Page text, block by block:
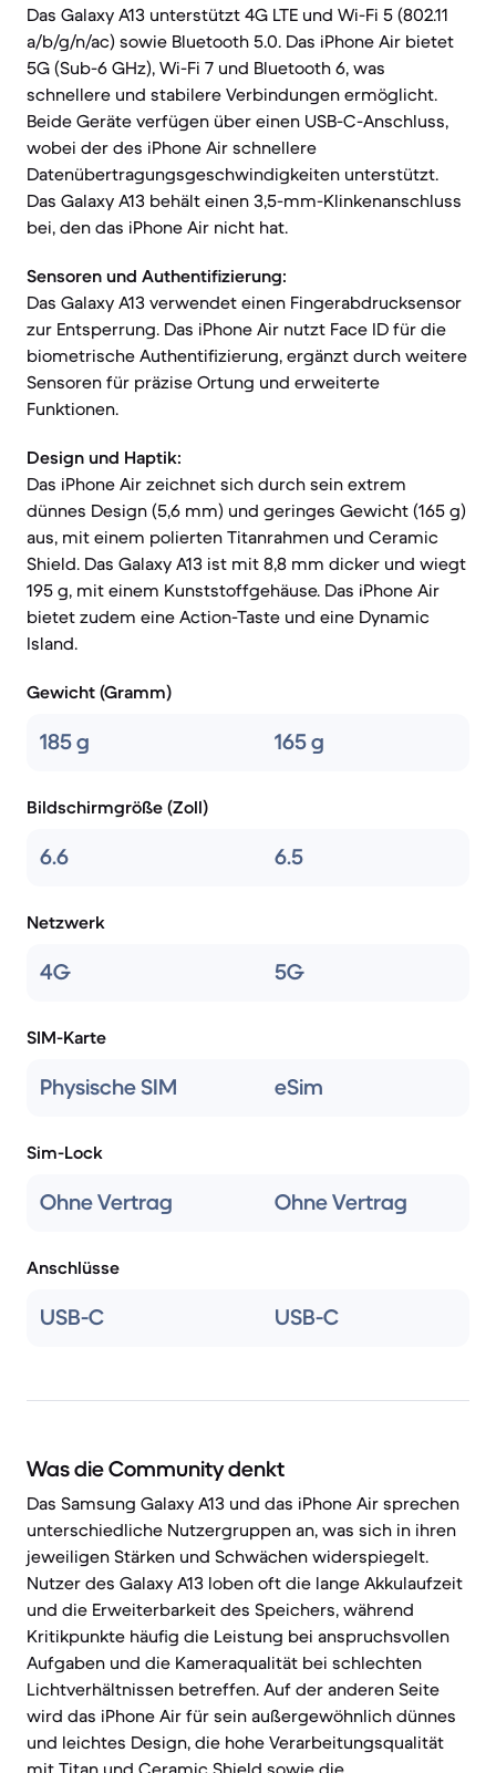
Das Galaxy A13 unterstützt 4G LTE und Wi-Fi 5 (802.11
a/b/g/n/ac) sowie Bluetooth 5.0. Das iPhone Air bietet
5G (Sub-6 GHz), Wi-Fi 7 und Bluetooth 6, was
schnellere und stabilere Verbindungen ermöglicht.
Beide Geräte verfügen über einen USB-C-Anschluss,
wobei der des iPhone Air schnellere
Datenübertragungsgeschwindigkeiten unterstützt.
Das Galaxy A13 behält einen 3,5-mm-Klinkenanschluss
bei, den das iPhone Air nicht hat.
Sensoren und Authentifizierung:
Das Galaxy A13 verwendet einen Fingerabdrucksensor
zur Entsperrung. Das iPhone Air nutzt Face ID für die
biometrische Authentifizierung, ergänzt durch weitere
Sensoren für präzise Ortung und erweiterte
Funktionen.
Design und Haptik:
Das iPhone Air zeichnet sich durch sein extrem
dünnes Design (5,6 mm) und geringes Gewicht (165 g)
aus, mit einem polierten Titanrahmen und Ceramic
Shield. Das Galaxy A13 ist mit 8,8 mm dicker und wiegt
195 g, mit einem Kunststoffgehäuse. Das iPhone Air
bietet zudem eine Action-Taste und eine Dynamic
Island.
Gewicht (Gramm)
185 g 165 g
Bildschirmgröße (Zoll)
6.6 6.5
Netzwerk
4G 5G
SIM-Karte
Physische SIM eSim
Sim-Lock
Ohne Vertrag Ohne Vertrag
Anschlüsse
USB-C USB-C
Was die Community denkt
Das Samsung Galaxy A13 und das iPhone Air sprechen
unterschiedliche Nutzergruppen an, was sich in ihren
jeweiligen Stärken und Schwächen widerspiegelt.
Nutzer des Galaxy A13 loben oft die lange Akkulaufzeit
und die Erweiterbarkeit des Speichers, während
Kritikpunkte häufig die Leistung bei anspruchsvollen
Aufgaben und die Kameraqualität bei schlechten
Lichtverhältnissen betreffen. Auf der anderen Seite
wird das iPhone Air für sein außergewöhnlich dünnes
und leichtes Design, die hohe Verarbeitungsqualität
mit Titan und Ceramic Shield sowie die